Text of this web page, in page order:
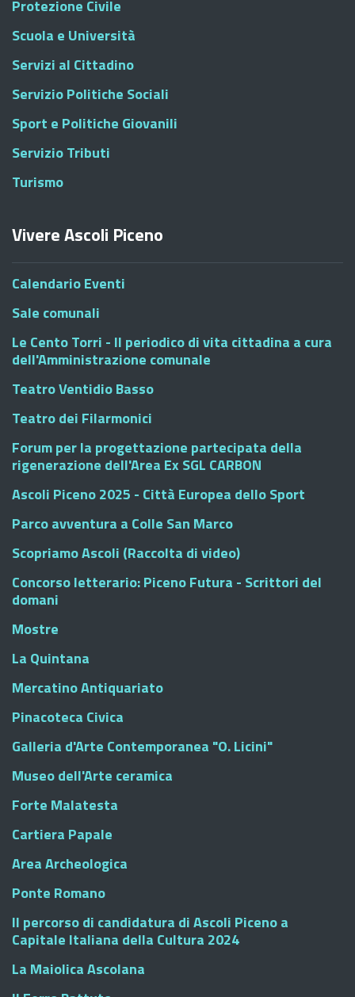
Protezione Civile
Scuola e Università
Servizi al Cittadino
Servizio Politiche Sociali
Sport e Politiche Giovanili
Servizio Tributi
Turismo
Vivere Ascoli Piceno
Calendario Eventi
Sale comunali
Le Cento Torri - Il periodico di vita cittadina a cura
dell'Amministrazione comunale
Teatro Ventidio Basso
Teatro dei Filarmonici
Forum per la progettazione partecipata della
rigenerazione dell'Area Ex SGL CARBON
Ascoli Piceno 2025 - Città Europea dello Sport
Parco avventura a Colle San Marco
Scopriamo Ascoli (Raccolta di video)
Concorso letterario: Piceno Futura - Scrittori del
domani
Mostre
La Quintana
Mercatino Antiquariato
Pinacoteca Civica
Galleria d'Arte Contemporanea "O. Licini"
Museo dell'Arte ceramica
Forte Malatesta
Cartiera Papale
Area Archeologica
Ponte Romano
Il percorso di candidatura di Ascoli Piceno a
Capitale Italiana della Cultura 2024
La Maiolica Ascolana